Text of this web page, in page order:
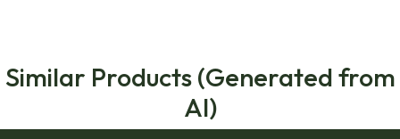
Similar Products (Generated from
AI)